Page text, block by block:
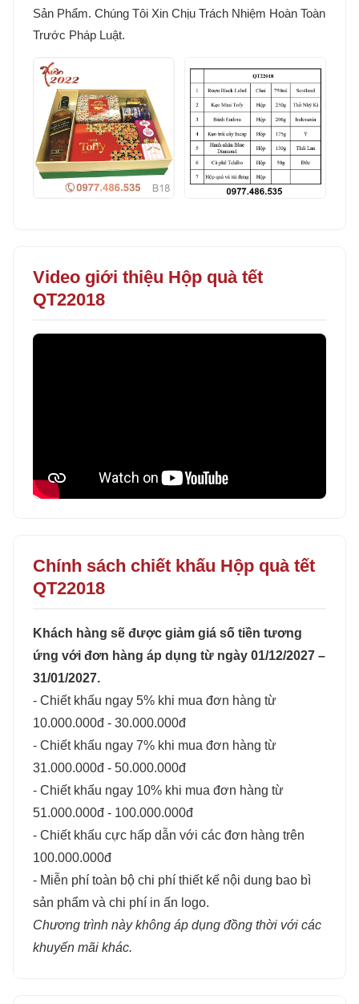
Sản Phẩm. Chúng Tôi Xin Chịu Trách Nhiệm Hoàn Toàn
Trước Pháp Luật.
Video giới thiệu Hộp quà tết
QT22018
Chính sách chiết khấu Hộp quà tết
QT22018
Khách hàng sẽ được giảm giá số tiền tương
ứng với đơn hàng áp dụng từ ngày 01/12/2027 –
31/01/2027.
- Chiết khấu ngay 5% khi mua đơn hàng từ
10.000.000đ - 30.000.000đ
- Chiết khấu ngay 7% khi mua đơn hàng từ
31.000.000đ - 50.000.000đ
- Chiết khấu ngay 10% khi mua đơn hàng từ
51.000.000đ - 100.000.000đ
- Chiết khấu cực hấp dẫn với các đơn hàng trên
100.000.000đ
- Miễn phí toàn bộ chi phí thiết kế nội dung bao bì
sản phẩm và chi phí in ấn logo.
Chương trình này không áp dụng đồng thời với các
khuyến mãi khác.